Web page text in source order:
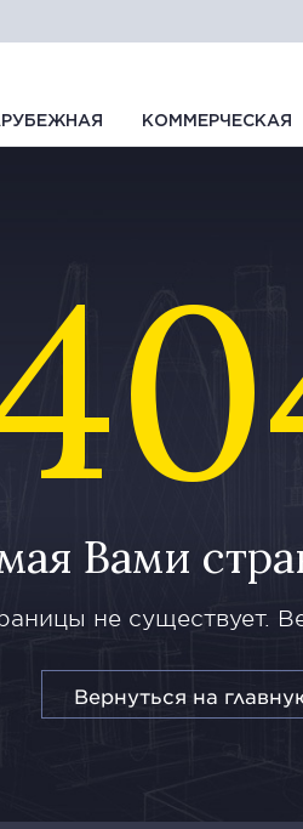
КОММЕРЧЕСКАЯ
Вами
не существует.
Вернуться на